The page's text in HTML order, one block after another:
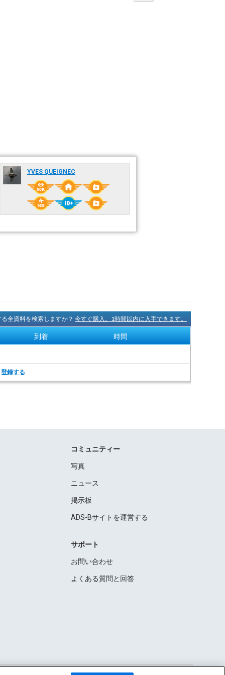
YVES QUEIGNEC
全資料を検索しますか？今すぐ購入。1時間以内に入手できます。
到着 時間
登録する
コミュニティー
写真
ニュース
掲示板
ADS-Bサイトを運営する
サポート
お問い合わせ
よくある質問と回答